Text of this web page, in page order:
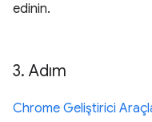
edinin.
3. Adım
Chrome Geliştirici